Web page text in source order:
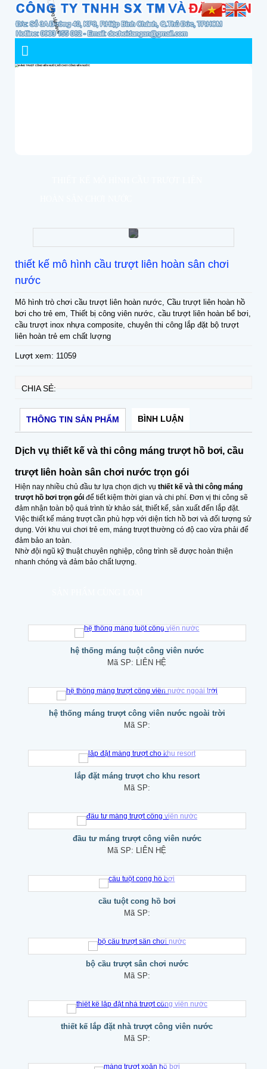
thiết kế mô hình cầu trượt liên hoàn sân chơi
nước
Mô hình trò chơi cầu trượt liên hoàn nước, Cầu trượt liên hoàn hồ
bơi cho trẻ em, Thiết bị công viên nước, cầu trượt liên hoàn bể bơi,
cầu trượt inox nhựa composite, chuyên thi công lắp đặt bộ trượt
liên hoàn trẻ em chất lượng
Lượt xem: 11059
CHIA SẺ:
THÔNG TIN SẢN PHẨM BÌNH LUẬN
Dịch vụ thiết kế và thi công máng trượt hồ bơi, cầu
trượt liên hoàn sân chơi nước trọn gói
Hiện nay nhiều chủ đầu tư lựa chọn dịch vụ thiết kế và thi công máng
trượt hồ bơi trọn góiđể tiết kiệm thời gian và chi phí. Đơn vị thi công sẽ
đảm nhận toàn bộ quá trình từ khảo sát, thiết kế, sản xuất đến lắp đặt.
Việc thiết kế máng trượt cần phù hợp với diện tích hồ bơi và đối tượng sử
dụng. Với khu vui chơi trẻ em, máng trượt thường có độ cao vừa phải để
đảm bảo an toàn.
Nhờ đội ngũ kỹ thuật chuyên nghiệp, công trình sẽ được hoàn thiện
nhanh chóng và đảm bảo chất lượng.
hệ thống máng tuột công viên nước
Mã SP: LIÊN HỆ
hệ thống máng trượt công viên nước ngoài trời
Mã SP:
lắp đặt máng trượt cho khu resort
Mã SP:
đầu tư máng trượt công viên nước
Mã SP: LIÊN HỆ
cầu tuột cong hồ bơi
Mã SP:
bộ cầu trượt sân chơi nước
Mã SP:
thiết kế lắp đặt nhà trượt công viên nước
Mã SP: